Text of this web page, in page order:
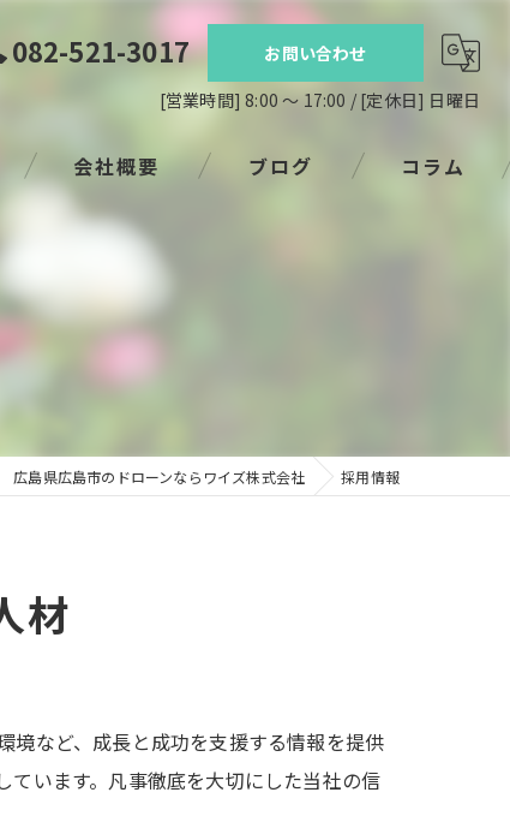
082-521-3017
お問い合わせ
[営業時間] 8:00 ～ 17:00 / [定休日] 日曜日
会社概要 ブログ コラム
広島県広島市のドローンならワイズ株式会社 採用情報
材
境など、成長と成功を支援する情報を提供
ています。凡事徹底を大切にした当社の信